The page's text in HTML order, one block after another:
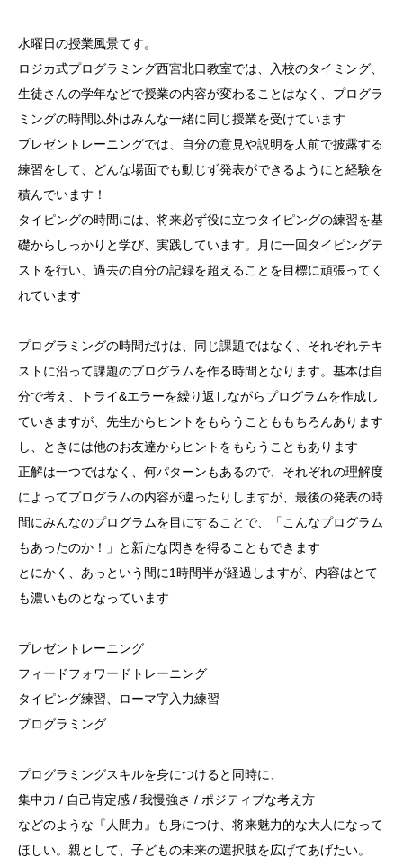
水曜日の授業風景てす。
ロジカ式プログラミング西宮北口教室では、入校のタイミング、
生徒さんの学年などで授業の内容が変わることはなく、プログラ
ミングの時間以外はみんな一緒に同じ授業を受けています
プレゼントレーニングでは、自分の意見や説明を人前で披露する
練習をして、どんな場面でも動じず発表ができるようにと経験を
積んでいます！
タイピングの時間には、将来必ず役に立つタイピングの練習を基
礎からしっかりと学び、実践しています。月に一回タイピングテ
ストを行い、過去の自分の記録を超えることを目標に頑張ってく
れています
プログラミングの時間だけは、同じ課題ではなく、それぞれテキ
ストに沿って課題のプログラムを作る時間となります。基本は自
分で考え、トライ&エラーを繰り返しながらプログラムを作成し
ていきますが、先生からヒントをもらうことももちろんあります
し、ときには他のお友達からヒントをもらうこともあります
正解は一つではなく、何パターンもあるので、それぞれの理解度
によってプログラムの内容が違ったりしますが、最後の発表の時
間にみんなのプログラムを目にすることで、「こんなプログラム
もあったのか！」と新たな閃きを得ることもできます
とにかく、あっという間に1時間半が経過しますが、内容はとて
も濃いものとなっています
プレゼントレーニング
フィードフォワードトレーニング
タイピング練習、ローマ字入力練習
プログラミング
プログラミングスキルを身につけると同時に、
集中力 / 自己肯定感 / 我慢強さ / ポジティブな考え方
などのような『人間力』も身につけ、将来魅力的な大人になって
ほしい。親として、子どもの未来の選択肢を広げてあげたい。